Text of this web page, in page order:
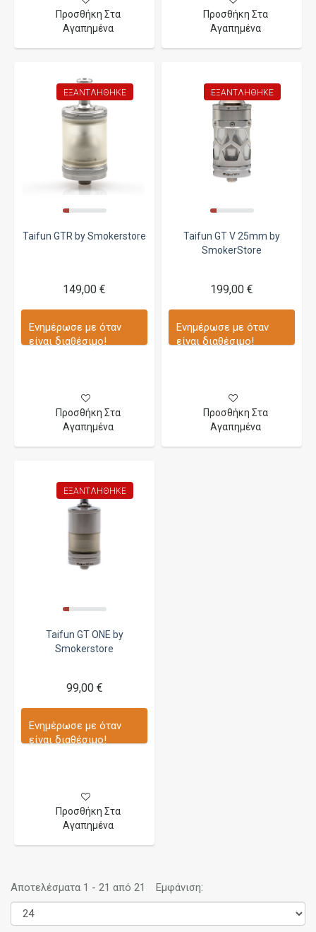
Προσθήκη Στα
Αγαπημένα
Προσθήκη Στα
Αγαπημένα
ΕΞΑΝΤΛΉΘΗΚΕ
Taifun GTR by Smokerstore
149,00 €
Ενημέρωσε με όταν
είναι διαθέσιμο!
Προσθήκη Στα
Αγαπημένα
ΕΞΑΝΤΛΉΘΗΚΕ
Taifun GT V 25mm by
SmokerStore
199,00 €
Ενημέρωσε με όταν
είναι διαθέσιμο!
Προσθήκη Στα
Αγαπημένα
ΕΞΑΝΤΛΉΘΗΚΕ
Taifun GT ONE by
Smokerstore
99,00 €
Ενημέρωσε με όταν
είναι διαθέσιμο!
Προσθήκη Στα
Αγαπημένα
Αποτελέσματα 1 - 21 από 21 Εμφάνιση: